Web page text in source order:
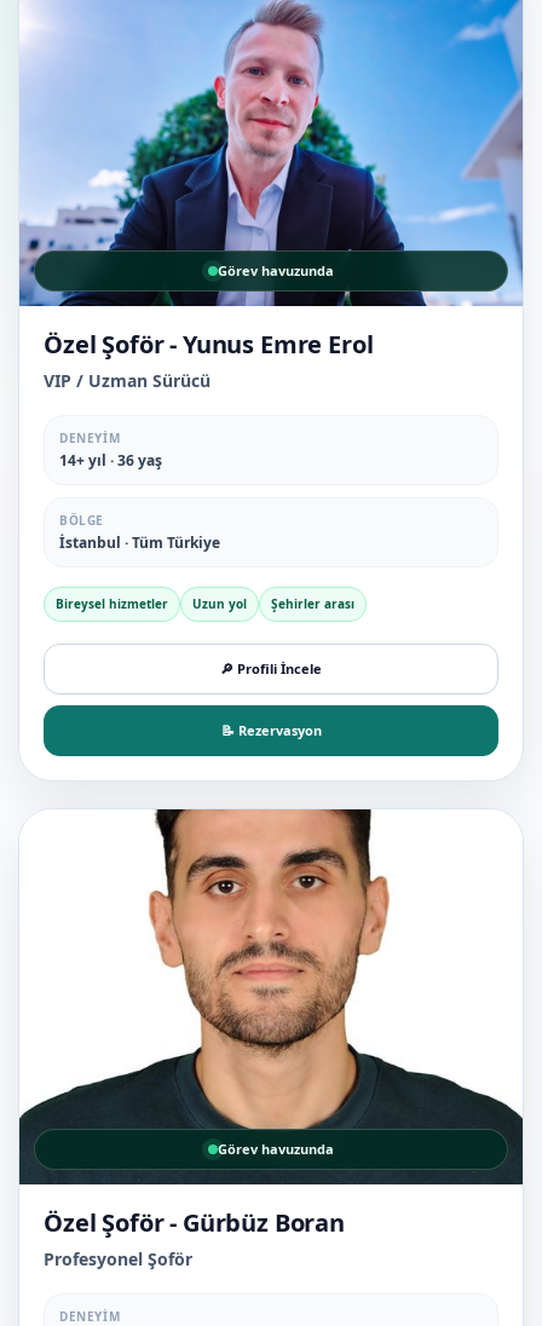
Görev havuzunda
Özel Şoför - Yunus Emre Erol
VIP / Uzman Sürücü
DENEYIM
14+ yıl · 36 yaş
BÖLGE
İstanbul · Tüm Türkiye
Bireysel hizmetler Uzun yol Şehirler arası
🔎 Profili İncele
📝 Rezervasyon
Görev havuzunda
Özel Şoför - Gürbüz Boran
Profesyonel Şoför
DENEYIM